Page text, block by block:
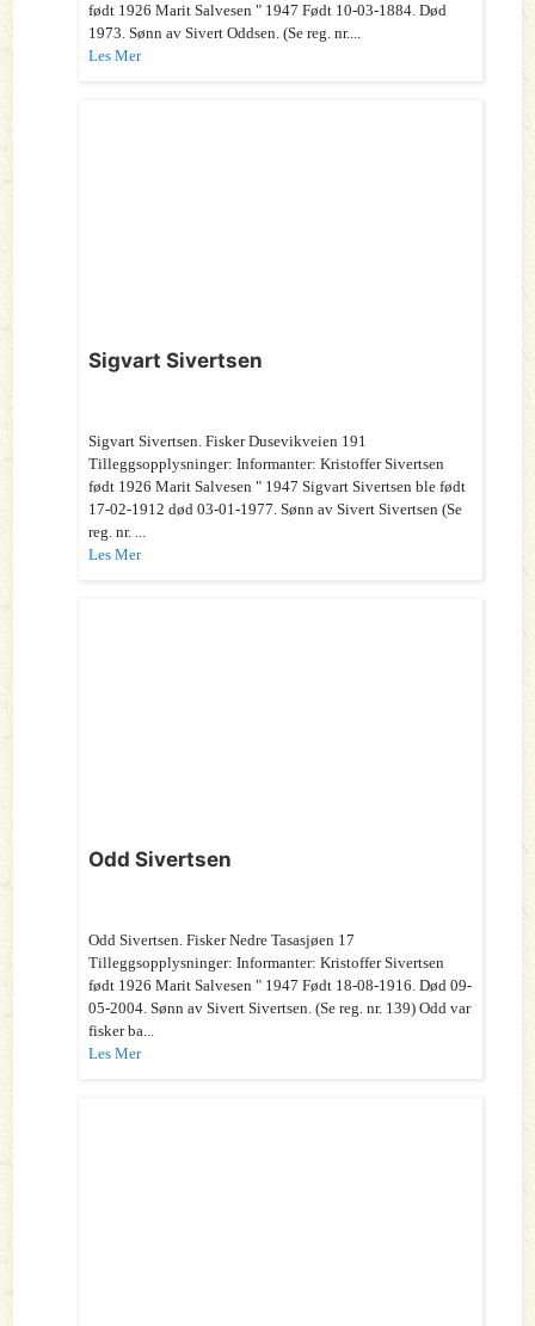
født 1926 Marit Salvesen " 1947 Født 10-03-1884. Død
1973. Sønn av Sivert Oddsen. (Se reg. nr....
Les Mer
Sigvart Sivertsen
Sigvart Sivertsen. Fisker Dusevikveien 191
Tilleggsopplysninger: Informanter: Kristoffer Sivertsen
født 1926 Marit Salvesen " 1947 Sigvart Sivertsen ble født
17-02-1912 død 03-01-1977. Sønn av Sivert Sivertsen (Se
reg. nr. ...
Les Mer
Odd Sivertsen
Odd Sivertsen. Fisker Nedre Tasasjøen 17
Tilleggsopplysninger: Informanter: Kristoffer Sivertsen
født 1926 Marit Salvesen " 1947 Født 18-08-1916. Død 09-
05-2004. Sønn av Sivert Sivertsen. (Se reg. nr. 139) Odd var
fisker ba...
Les Mer